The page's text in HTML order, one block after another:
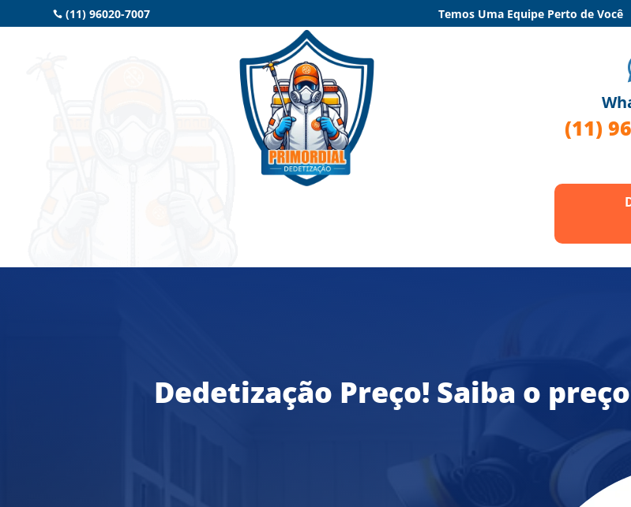
 (11) 96020-7007 Temos Uma Equipe Perto de Você
(11)
Dedetização Preço! Saiba o